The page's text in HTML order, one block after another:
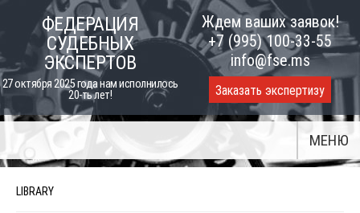
content
ФЕДЕРАЦИЯ
СУДЕБНЫХ
ЭКСПЕРТОВ
27 октября 2025 года нам исполнилось
20-ть лет!
Ждем ваших заявок!
+7 (995) 100-33-55
info@fse.ms
Заказать экспертизу
МЕНЮ
LIBRARY